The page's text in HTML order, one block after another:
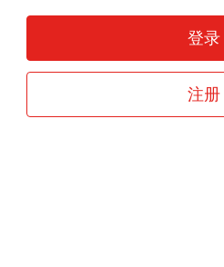
登录
注册